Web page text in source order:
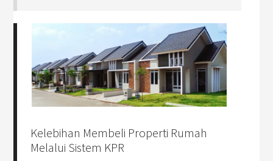
Kelebihan Membeli Properti Rumah
Melalui Sistem KPR